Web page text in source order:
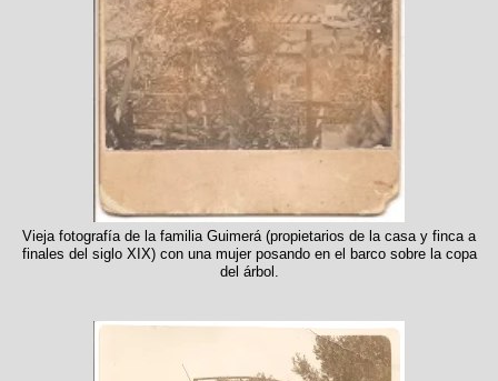
Vieja fotografía de la familia Guimerá (propietarios de la casa y finca a
finales del siglo XIX) con una mujer posando en el barco sobre la copa
del árbol.